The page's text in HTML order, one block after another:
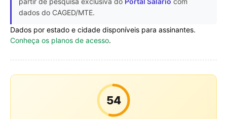
dados do CAGED/MTE.
Dados por estado e cidade disponíveis para assinantes.
Conheça os planos de acesso.
54